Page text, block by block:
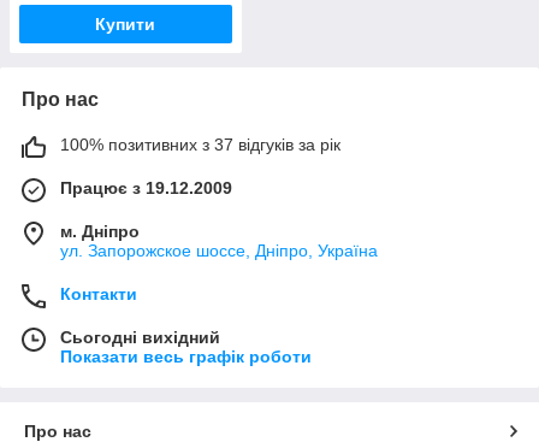
Купити
Про нас
100% позитивних з 37 відгуків за рік
Працює з 19.12.2009
м. Дніпро
ул. Запорожское шоссе, Дніпро, Україна
Контакти
Сьогодні вихідний
Показати весь графік роботи
Про нас